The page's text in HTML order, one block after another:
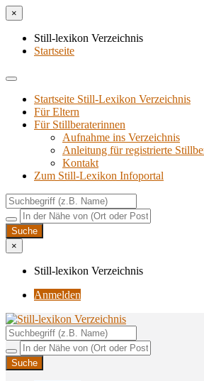
×
Still-lexikon Verzeichnis
Startseite
Startseite Still-Lexikon Verzeichnis
Für Eltern
Für Stillberaterinnen
Aufnahme ins Verzeichnis
Anlei­tung für regis­trier­te
Kon­takt
Zum Still-Lexikon Infoportal
×
Still-lexikon Verzeichnis
Anmelden
Still-lexikon Verzeichnis
Unterstützungsangebote rund ums Stillen